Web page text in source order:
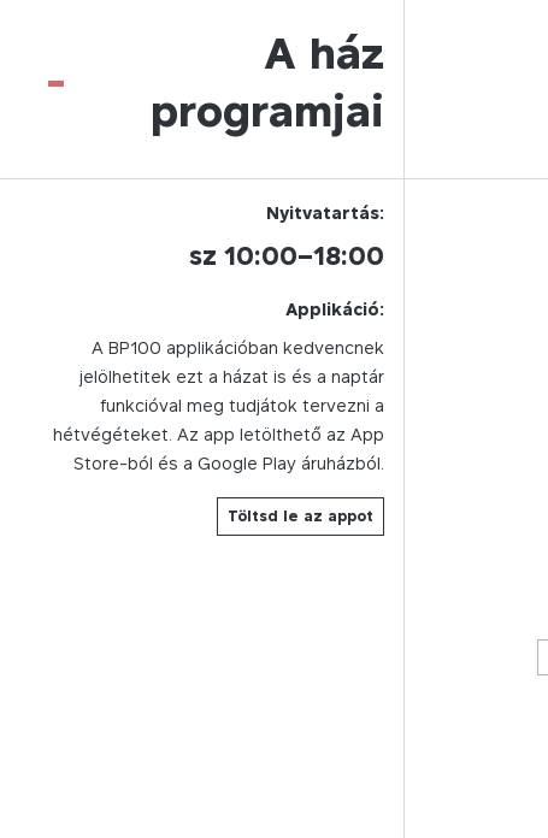
A ház
programjai
-
Nyitvatartás:
sz 10:00–18:00
Applikáció:
A BP100 applikációban kedvencnek
jelölhetitek ezt a házat is és a naptár
funkcióval meg tudjátok tervezni a
hétvégéteket. Az app letölthető az App
Store-ból és a Google Play áruházból.
Töltsd le az appot